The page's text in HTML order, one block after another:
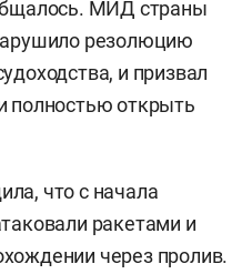
МИД страны
резолюцию
и призвал
полностью открыть
что с начала
ракетами и
через пролив.